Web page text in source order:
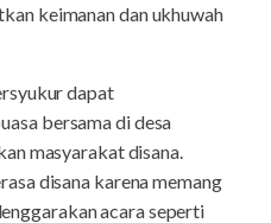
keimanan dan ukhuwah
dapat
bersama di desa
masyarakat disana.
disana karena memang
acara seperti